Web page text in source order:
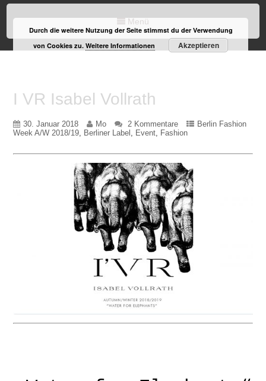
Menü
I VR Isabel Vollrath
30. Januar 2018 Mo 2 Kommentare
Berlin Fashion
Week A/W 2018/19, Berliner Label , Event, Fashion
Durch die weitere Nutzung der Seite stimmst du der Verwendung
von Cookies zu.Weitere Informationen Akzeptieren